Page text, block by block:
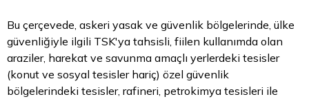
Bu çerçevede, askeri yasak ve güvenlik bölgelerinde, ülke
güvenliğiyle ilgili TSK'ya tahsisli, fiilen kullanımda olan
araziler, harekat ve savunma amaçlı yerlerdeki tesisler
(konut ve sosyal tesisler hariç) özel güvenlik
bölgelerindeki tesisler, rafineri, petrokimya tesisleri ile